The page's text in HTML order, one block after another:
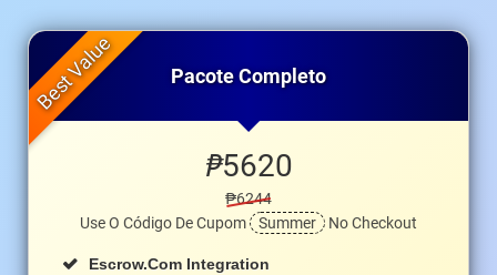
Pacote Completo
₱5620
₱6244
Use O Código De Cupom
Summer No Checkout
Escrow.com Integration